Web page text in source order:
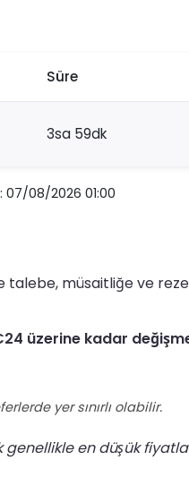
Süre
3sa 59dk
08/2026 01:00
müsaitliğe ve
üzerine kadar
yer sınırlı olabilir.
en düşük